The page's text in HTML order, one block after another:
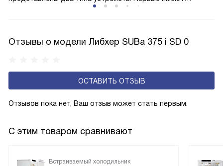
с панелью, выполняющей функцию «сухой стенки». Такие
эксплуатацию и чаще всего оснащены нулевой зоной
свежести BioFresh 0°C. Они встречаются в сериях Plus,
Отзывы о модели Либхер SUBa 375 i SD 0
ОСТАВИТЬ ОТЗЫВ
Отзывов пока нет, Ваш отзыв может стать первым.
С этим товаром сравнивают
Встраиваемый холодильник